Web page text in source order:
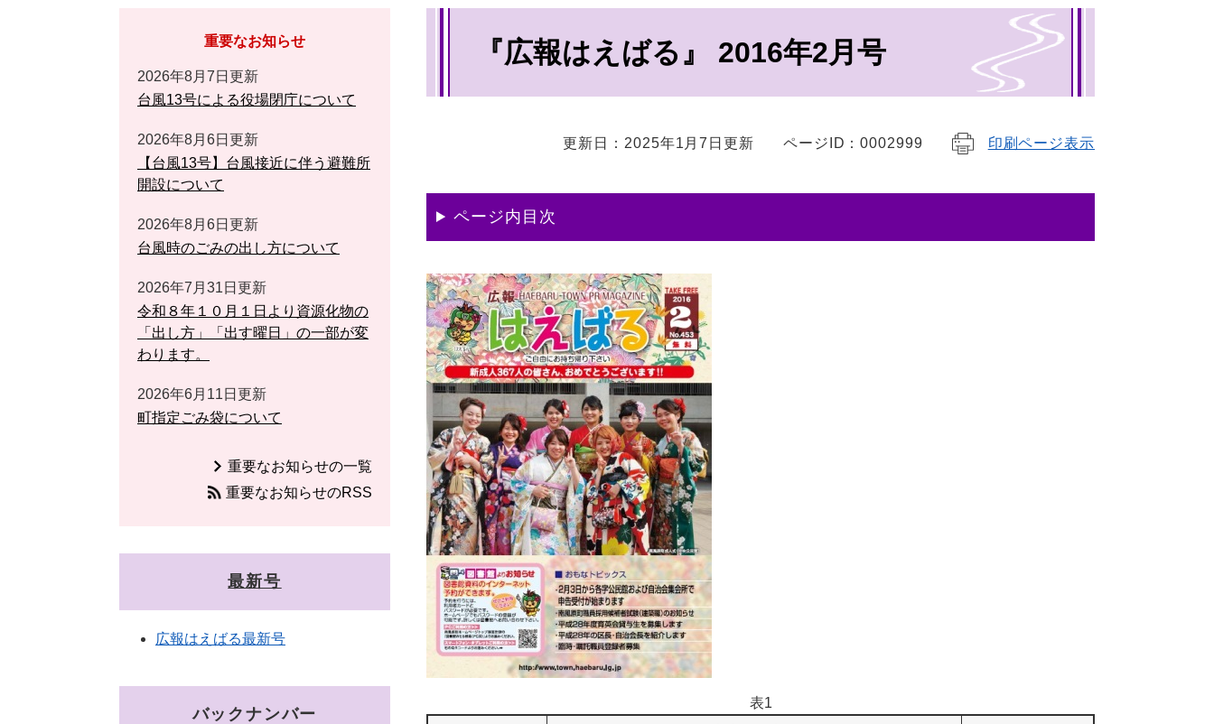
『広報はえばる』 2016年2月号
更新日：2025年1月7日更新 ページID：0002999 印刷ページ表示
ページ内目次
表1
重要なお知らせ
2026年8月7日更新
台風13号による役場閉庁について
2026年8月6日更新
【台風13号】台風接近に伴う避難所
開設について
2026年8月6日更新
台風時のごみの出し方について
2026年7月31日更新
令和８年１０月１日より資源化物の
「出し方」「出す曜日」の一部が変
わります。
2026年6月11日更新
町指定ごみ袋について
重要なお知らせの一覧
重要なお知らせのRSS
最新号
広報はえばる最新号
バックナンバー